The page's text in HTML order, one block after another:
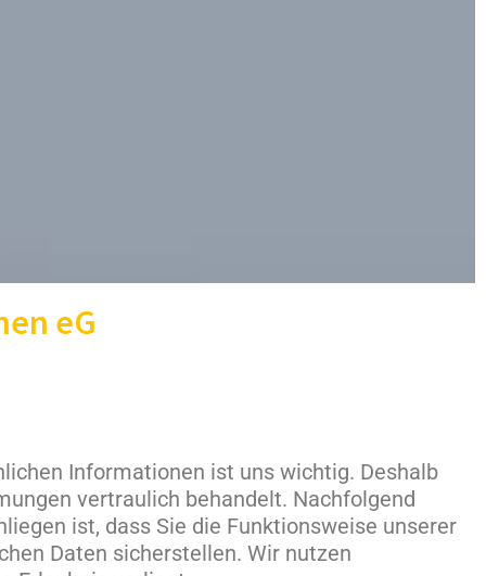
eG
Informationen ist uns wichtig. Deshalb
vertraulich behandelt. Nachfolgend
ist, dass Sie die Funktionsweise unserer
Daten sicherstellen. Wir nutzen